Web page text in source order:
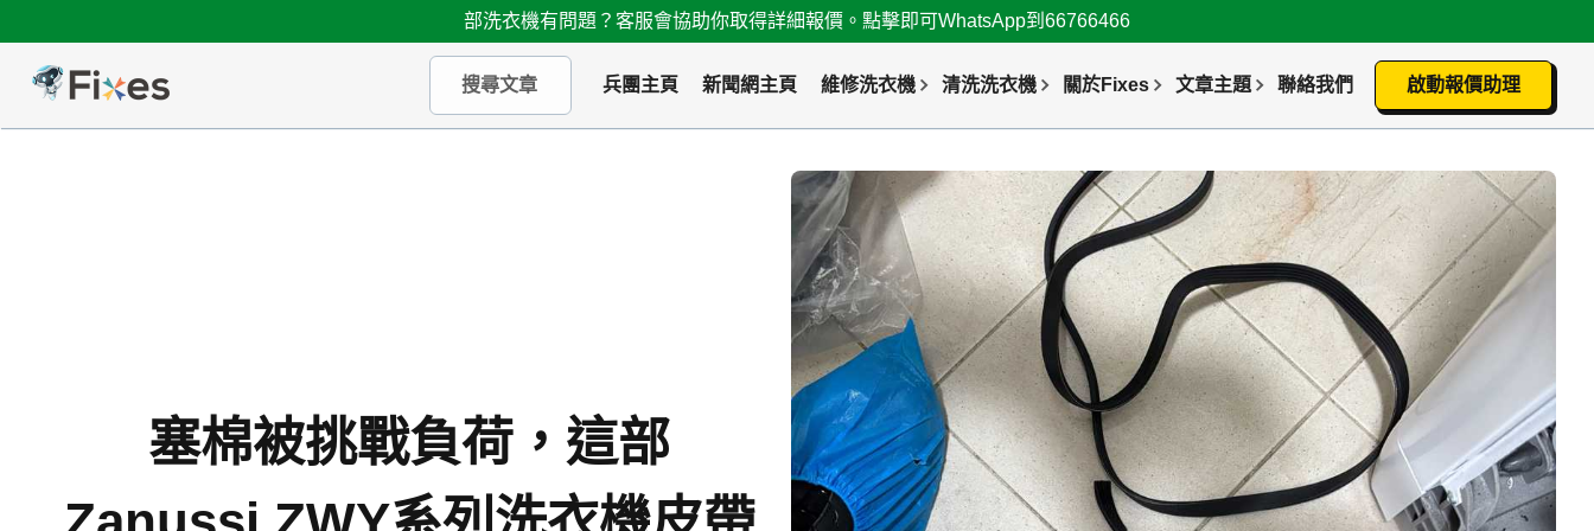
部洗衣機有問題？客服會協助你取得詳細報價。點擊即可WhatsApp到66766466
兵團主頁 新聞網主頁 維修洗衣機 清洗洗衣機 關於Fixes 文章主題 聯絡我們 啟動報價助理
塞棉被挑戰負荷，這部